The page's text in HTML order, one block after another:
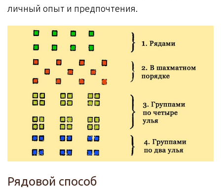
личный опыт и предпочтения.
Рядовой способ